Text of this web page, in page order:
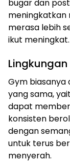
bugar dan
meningkatkan
merasa lebih
ikut meningkat.
Gym biasanya
yang sama,
dapat
konsisten
dengan
untuk terus
menyerah.